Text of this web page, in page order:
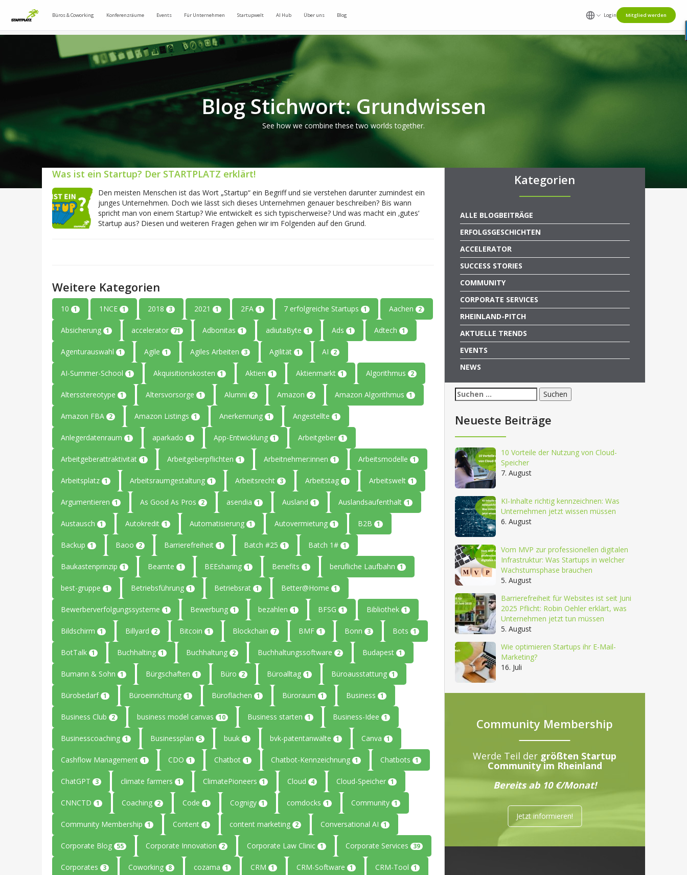
Büros & Coworking Konferenzräume Events Für Unternehmen Startupwelt AI Hub Über uns Blog Login Mitglied werden
Blog Stichwort: Grundwissen
See how we combine these two worlds together.
Was ist ein Startup? Der STARTPLATZ erklärt!
Den meisten Menschen ist das Wort „Startup“ ein Begriff und sie verstehen darunter zumindest ein
junges Unternehmen. Doch wie lässt sich dieses Unternehmen genauer beschreiben? Bis wann
spricht man von einem Startup? Wie entwickelt es sich typischerweise? Und was macht ein ‚gutes‘
Startup aus? Diesen und weiteren Fragen gehen wir im Folgenden auf den Grund.
Weitere Kategorien
10 1 1NCE 1 2018 3 2021 1 2FA 1 7 erfolgreiche Startups 1 Aachen 2
Absicherung 1 accelerator 71 Adbonitas 1 adiutaByte 1 Ads 1 Adtech 1
Agenturauswahl 1 Agile 1 Agiles Arbeiten 3 Agilität 1 AI 2
AI-Summer-School 1 Akquisitionskosten 1 Aktien 1 Aktienmarkt 1 Algorithmus 2
Altersstereotype 1 Altersvorsorge 1 Alumni 2 Amazon 2 Amazon Algorithmus 1
Amazon FBA 2 Amazon Listings 1 Anerkennung 1 Angestellte 1
Anlegerdatenraum 1 aparkado 1 App-Entwicklung 1 Arbeitgeber 1
Arbeitgeberattraktivität 1 Arbeitgeberpflichten 1 Arbeitnehmer:innen 1 Arbeitsmodelle 1
Arbeitsplatz 1 Arbeitsraumgestaltung 1 Arbeitsrecht 3 Arbeitstag 1 Arbeitswelt 1
Argumentieren 1 As Good As Pros 2 asendia 1 Ausland 1 Auslandsaufenthalt 1
Austausch 1 Autokredit 1 Automatisierung 1 Autovermietung 1 B2B 1
Backup 1 Baoo 2 Barrierefreiheit 1 Batch #25 1 Batch 1# 1
Baukastenprinzip 1 Beamte 1 BEEsharing 1 Benefits 1 berufliche Laufbahn 1
best-gruppe 1 Betriebsführung 1 Betriebsrat 1 Better@Home 1
Bewerberverfolgungssysteme 1 Bewerbung 1 bezahlen 1 BFSG 1 Bibliothek 1
Bildschirm 1 Billyard 2 Bitcoin 1 Blockchain 7 BMF 1 Bonn 3 Bots 1
BotTalk 1 Buchhalting 1 Buchhaltung 2 Buchhaltungssoftware 2 Budapest 1
Bumann & Sohn 1 Bürgschaften 1 Büro 2 Büroalltag 1 Büroausstattung 1
Bürobedarf 1 Büroeinrichtung 1 Büroflächen 1 Büroraum 1 Business 1
Business Club 2 business model canvas 10 Business starten 1 Business-Idee 1
Businesscoaching 1 Businessplan 5 buuk 1 bvk-patentanwälte 1 Canva 1
Cashflow Management 1 CDO 1 Chatbot 1 Chatbot-Kennzeichnung 1 Chatbots 1
ChatGPT 3 climate farmers 1 ClimatePioneers 1 Cloud 4 Cloud-Speicher 1
CNNCTD 1 Coaching 2 Code 1 Cognigy 1 comdocks 1 Community 1
Community Membership 1 Content 1 content marketing 2 Conversational AI 1
Corporate Blog 55 Corporate Innovation 2 Corporate Law Clinic 1 Corporate Services 39
Corporates 3 Coworking 8 cozama 1 CRM 1 CRM-Software 1 CRM-Tool 1
Kategorien
ALLE BLOGBEITRÄGE
ERFOLGSGESCHICHTEN
ACCELERATOR
SUCCESS STORIES
COMMUNITY
CORPORATE SERVICES
RHEINLAND-PITCH
AKTUELLE TRENDS
EVENTS
NEWS
Suchen
nach:
Neueste Beiträge
10 Vorteile der Nutzung von Cloud-
Speicher
7. August
KI-Inhalte richtig kennzeichnen: Was
Unternehmen jetzt wissen müssen
6. August
Vom MVP zur professionellen digitalen
Infrastruktur: Was Startups in welcher
Wachstumsphase brauchen
5. August
Barrierefreiheit für Websites ist seit Juni
2025 Pflicht: Robin Oehler erklärt, was
Unternehmen jetzt tun müssen
5. August
Wie optimieren Startups ihr E-Mail-
Marketing?
16. Juli
Community Membership
Werde Teil der größten Startup
Community im Rheinland
Bereits ab 10 €/Monat!
Jetzt informieren!